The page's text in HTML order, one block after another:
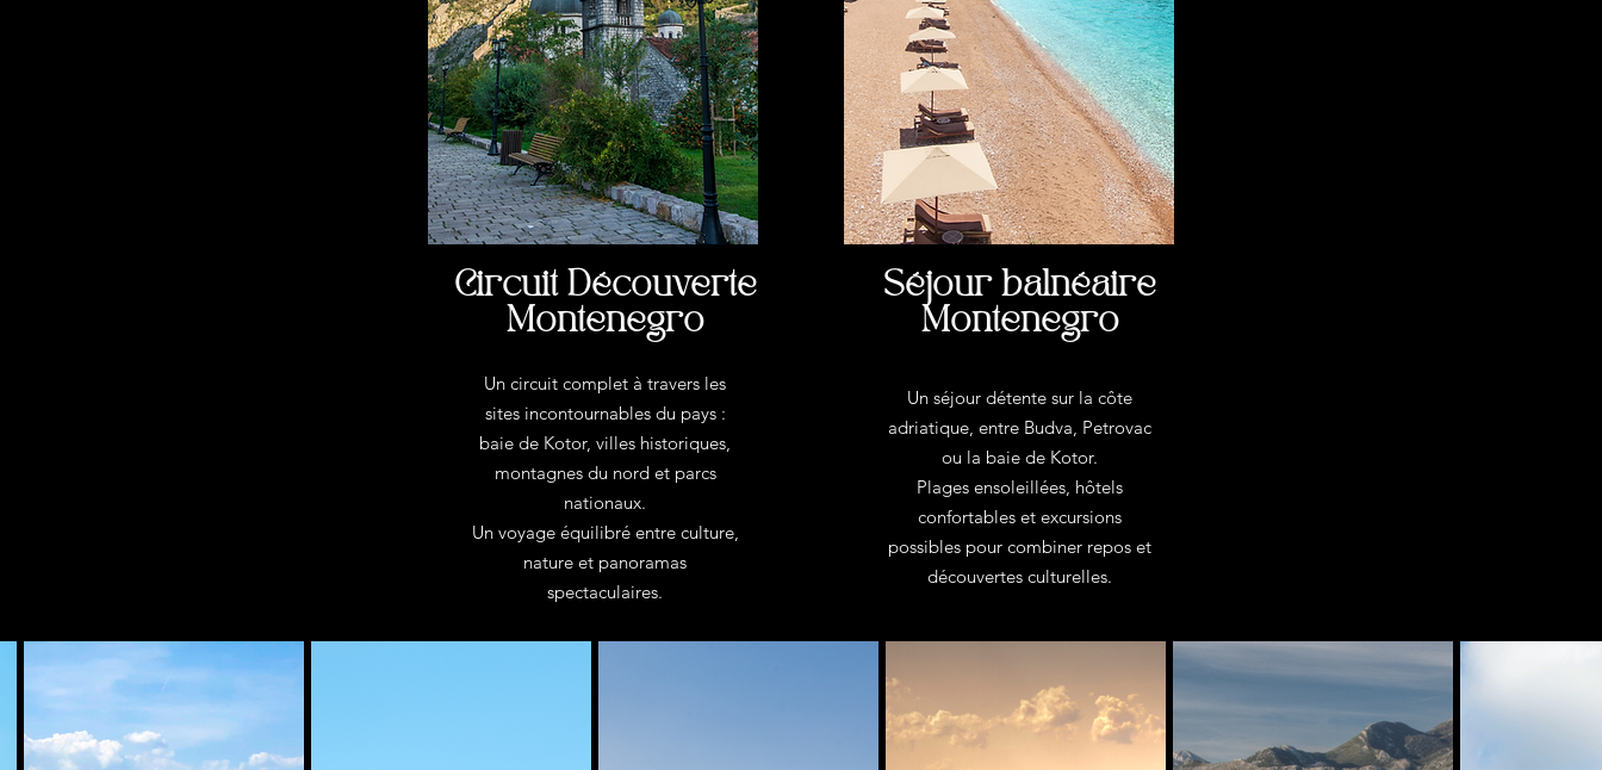
Circuit Découverte
Montenegro
Un circuit complet à travers les
sites incontournables du pays :
baie de Kotor, villes historiques,
montagnes du nord et parcs
nationaux.
Un voyage équilibré entre culture,
nature et panoramas
spectaculaires.
Séjour balnéaire
Montenegro
Un séjour détente sur la côte
adriatique, entre Budva, Petrovac
ou la baie de Kotor.
Plages ensoleillées, hôtels
confortables et excursions
possibles pour combiner repos et
découvertes culturelles.